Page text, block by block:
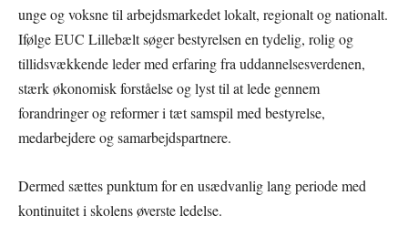
unge og voksne til arbejdsmarkedet lokalt, regionalt og nationalt.
Ifølge EUC Lillebælt søger bestyrelsen en tydelig, rolig og
tillidsvækkende leder med erfaring fra uddannelsesverdenen,
stærk økonomisk forståelse og lyst til at lede gennem
forandringer og reformer i tæt samspil med bestyrelse,
medarbejdere og samarbejdspartnere.
Dermed sættes punktum for en usædvanlig lang periode med
kontinuitet i skolens øverste ledelse.